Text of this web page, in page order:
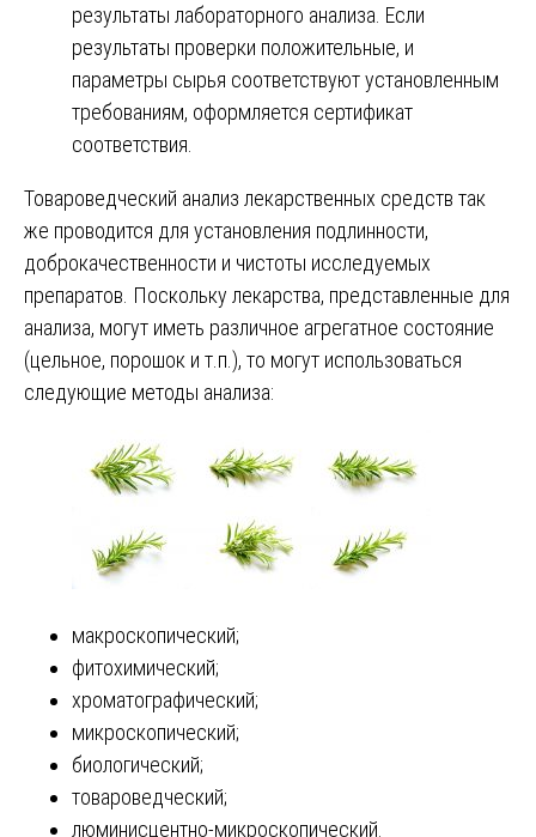
результаты лабораторного анализа. Если
результаты проверки положительные, и
параметры сырья соответствуют установленным
требованиям, оформляется сертификат
соответствия.
Товароведческий анализ лекарственных средств так
же проводится для установления подлинности,
доброкачественности и чистоты исследуемых
препаратов. Поскольку лекарства, представленные для
анализа, могут иметь различное агрегатное состояние
(цельное, порошок и т.п.), то могут использоваться
следующие методы анализа:
макроскопический;
фитохимический;
хроматографический;
микроскопический;
биологический;
товароведческий;
люминисцентно-микроскопический.